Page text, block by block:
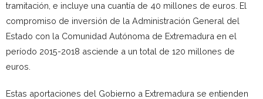
tramitación, e incluye una cuantía de 40 millones de euros. El
compromiso de inversión de la Administración General del
Estado con la Comunidad Autónoma de Extremadura en el
período 2015-2018 asciende a un total de 120 millones de
euros.
Estas aportaciones del Gobierno a Extremadura se entienden